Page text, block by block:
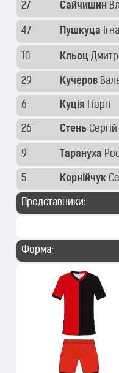
27 Сайчишин
47 Пушкуца
10 Кльоц
29 Кучеров
6 Куція Гіоргі
26 Стень Сергій
9 Тарануха
5 Корнійчук
Представники:
Форма: